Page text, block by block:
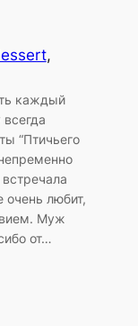
каждый
“Птичьего
очень любит,
Муж
от…